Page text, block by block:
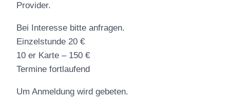
Provider.
Bei Interesse bitte anfragen.
Einzelstunde 20 €
10 er Karte – 150 €
Termine fortlaufend
Um Anmeldung wird gebeten.